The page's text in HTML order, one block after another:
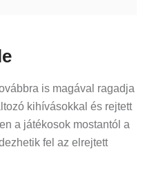
is magával ragadja
kihívásokkal és rejtett
a játékosok mostantól a
fel az elrejtett